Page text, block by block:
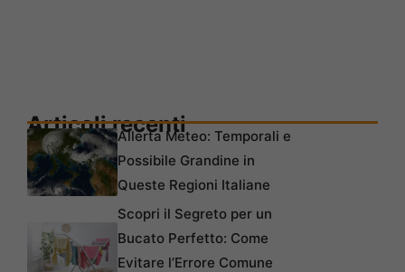
Articoli recentiAllerta Meteo: Temporali e
Possibile Grandine in
Queste Regioni Italiane
Scopri il Segreto per un
Bucato Perfetto: Come
Evitare l’Errore Comune